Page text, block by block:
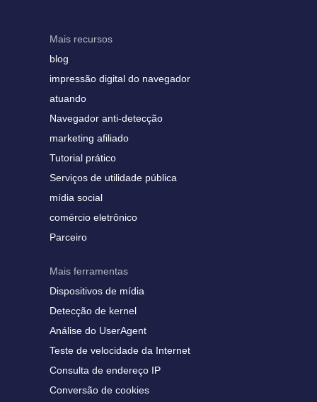
Mais recursos
blog
impressão digital do navegador
atuando
Navegador anti-detecção
marketing afiliado
Tutorial prático
Serviços de utilidade pública
mídia social
comércio eletrônico
Parceiro
Mais ferramentas
Dispositivos de mídia
Detecção de kernel
Análise do UserAgent
Teste de velocidade da Internet
Consulta de endereço IP
Conversão de cookies